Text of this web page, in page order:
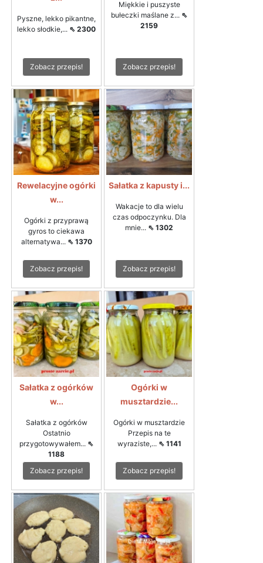
Pyszne, lekko pikantne,
lekko słodkie,... ⇖ 2300
Zobacz przepis!
Miękkie i puszyste
bułeczki maślane z... ⇖
2159
Zobacz przepis!
Rewelacyjne ogórki
w...
Ogórki z przyprawą
gyros to ciekawa
alternatywa... ⇖ 1370
Zobacz przepis!
Sałatka z kapusty i...
Wakacje to dla wielu
czas odpoczynku. Dla
mnie... ⇖ 1302
Zobacz przepis!
Sałatka z ogórków
w...
Sałatka z ogórków
Ostatnio
przygotowywałem... ⇖
1188
Zobacz przepis!
Ogórki w
musztardzie...
Ogórki w musztardzie
Przepis na te
wyraziste,... ⇖ 1141
Zobacz przepis!